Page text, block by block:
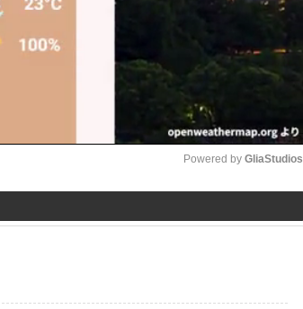
Powered by GliaStudios